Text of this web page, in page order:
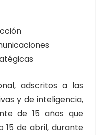
adscritos a las
y de inteligencia,
de 15 años que
15 de abril, durante